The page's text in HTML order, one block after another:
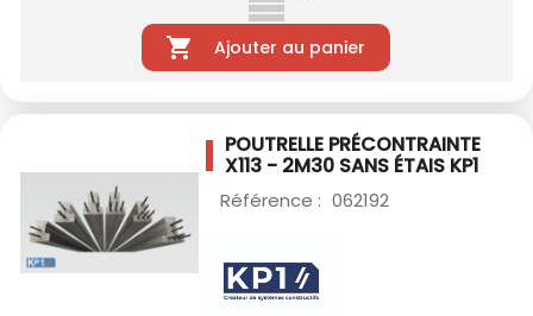
Ajouter au panier
POUTRELLE PRÉCONTRAINTE
X113 - 2M30 SANS ÉTAIS KP1
Référence : 062192